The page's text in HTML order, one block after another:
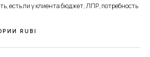
есть ли у клиента бюджет, ЛПР, потребность
RUBI